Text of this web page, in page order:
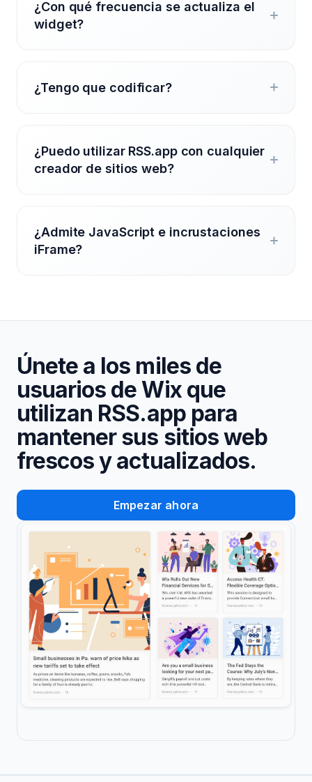
¿Con qué frecuencia se actualiza el
widget?
¿Tengo que codificar?
¿Puedo utilizar RSS.app con cualquier
creador de sitios web?
¿Admite JavaScript e incrustaciones
iFrame?
Únete a los miles de
usuarios de Wix que
utilizan RSS.app para
mantener sus sitios web
frescos y actualizados.
Empezar ahora